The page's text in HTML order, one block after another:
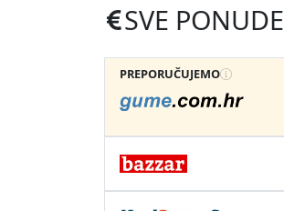
SVE PONUDE
PREPORUČUJEMO